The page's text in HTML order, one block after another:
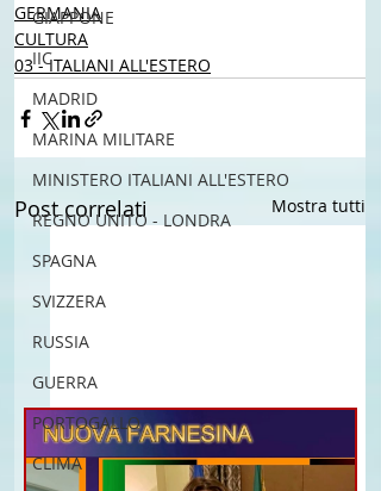
GIAPPONE
IIC
MADRID
MARINA MILITARE
MINISTERO ITALIANI ALL'ESTERO
REGNO UNITO - LONDRA
SPAGNA
SVIZZERA
RUSSIA
GUERRA
PORTOGALLO
CLIMA
GERMANIA
CULTURA
03 - ITALIANI ALL'ESTERO
Post correlati Mostra tutti